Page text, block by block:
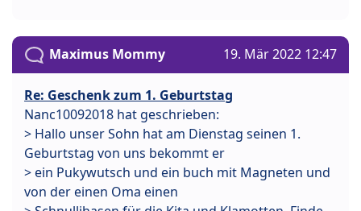
Maximus Mommy 19. Mär 2022 12:47
Re: Geschenk zum 1. Geburtstag
Nanc10092018 hat geschrieben:
> Hallo unser Sohn hat am Dienstag seinen 1.
Geburtstag von uns bekommt er
> ein Pukywutsch und ein buch mit Magneten und
von der einen Oma einen